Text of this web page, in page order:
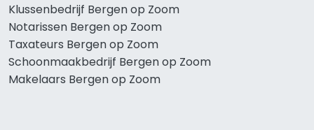
Klussenbedrijf Bergen op Zoom
Notarissen Bergen op Zoom
Taxateurs Bergen op Zoom
Schoonmaakbedrijf Bergen op Zoom
Makelaars Bergen op Zoom